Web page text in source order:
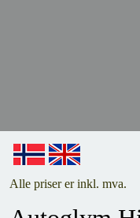
Alle priser er inkl. mva.